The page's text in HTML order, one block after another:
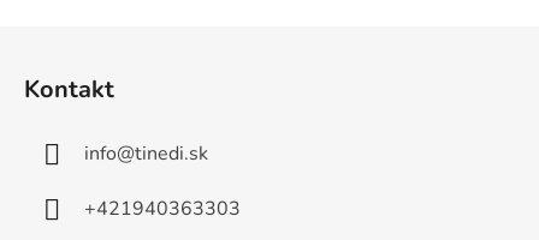
Kontakt
info@tinedi.sk
+421940363303